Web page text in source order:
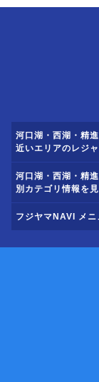
河口湖・西湖・精
近いエリアのレジ
河口湖・西湖・精
別カテゴリ情報を
フジヤマNAVI メニ